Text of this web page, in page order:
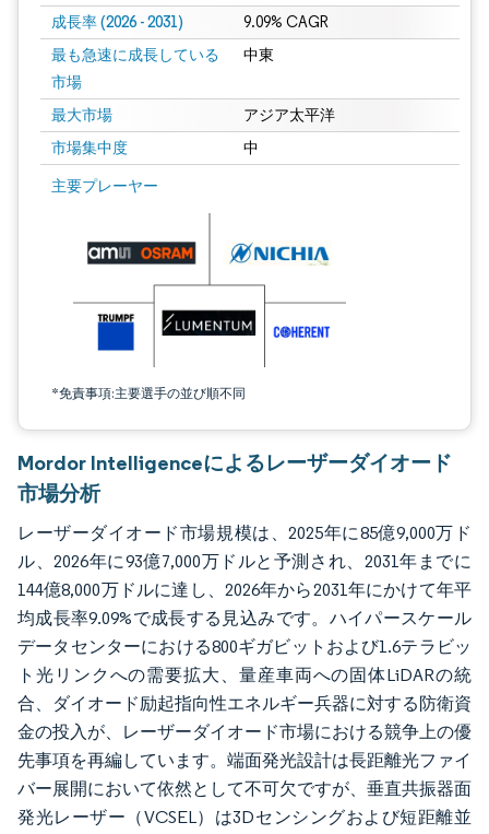
成長率 (2026 - 2031) 9.09% CAGR
最も急速に成長している
市場
中東
最大市場 アジア太平洋
市場集中度 中
主要プレーヤー
*免責事項:主要選手の並び順不同
画像 © Mordor Intelligence。再利用にはCC BY 4.0の表示が必要です。
Mordor Intelligenceによるレーザーダイオード
市場分析
レーザーダイオード市場規模は、2025年に85億9,000万ド
ル、2026年に93億7,000万ドルと予測され、2031年までに
144億8,000万ドルに達し、2026年から2031年にかけて年平
均成長率9.09%で成長する見込みです。ハイパースケール
データセンターにおける800ギガビットおよび1.6テラビッ
ト光リンクへの需要拡大、量産車両への固体LiDARの統
合、ダイオード励起指向性エネルギー兵器に対する防衛資
金の投入が、レーザーダイオード市場における競争上の優
先事項を再編しています。端面発光設計は長距離光ファイ
バー展開において依然として不可欠ですが、垂直共振器面
発光レーザー（VCSEL）は3Dセンシングおよび短距離並